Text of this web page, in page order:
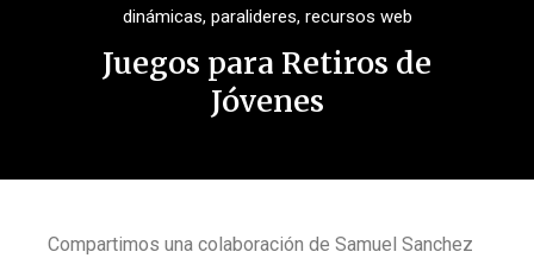
dinámicas, paralideres, recursos web
Juegos para Retiros de
Jóvenes
Compartimos una colaboración de Samuel Sanchez